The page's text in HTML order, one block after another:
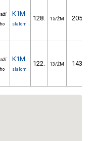
K1M
slalom
128. 15/ŽM 205.90
K1M
slalom
122. 13/ŽM 143.50